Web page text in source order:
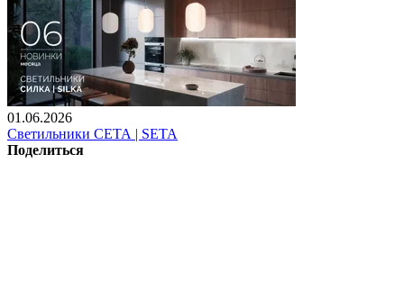
01.06.2026
Светильники СЕТА | SETA
Поделиться